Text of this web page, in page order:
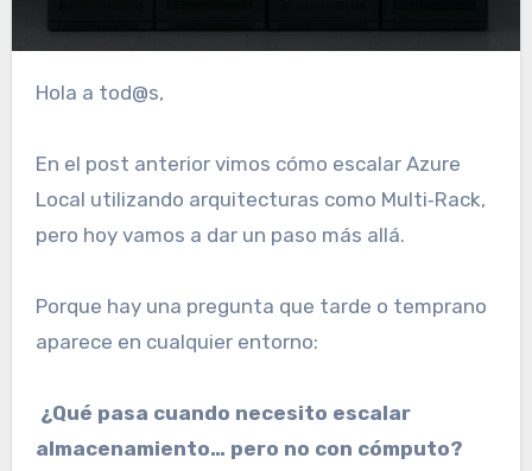
Hola a tod@s,
En el post anterior vimos cómo escalar Azure
Local utilizando arquitecturas como Multi‑Rack,
pero hoy vamos a dar un paso más allá.
Porque hay una pregunta que tarde o temprano
aparece en cualquier entorno:
¿Qué pasa cuando necesito escalar
almacenamiento… pero no con cómputo?